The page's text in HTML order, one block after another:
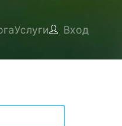
Услуги Вход